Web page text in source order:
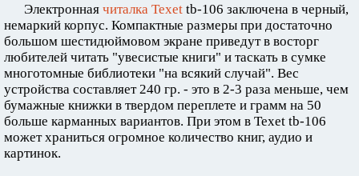
Электронная читалка Texet tb-106 заключена в черный,
немаркий корпус. Компактные размеры при достаточно
большом шестидюймовом экране приведут в восторг
любителей читать "увесистые книги" и таскать в сумке
многотомные библиотеки "на всякий случай". Вес
устройства составляет 240 гр. - это в 2-3 раза меньше, чем
бумажные книжки в твердом переплете и грамм на 50
больше карманных вариантов. При этом в Texet tb-106
может храниться огромное количество книг, аудио и
картинок.